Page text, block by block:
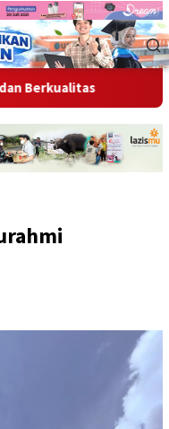
Wabup OKU